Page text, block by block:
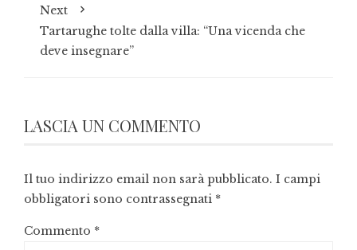
Next
Tartarughe tolte dalla villa: “Una vicenda che
deve insegnare”
LASCIA UN COMMENTO
Il tuo indirizzo email non sarà pubblicato. I campi
obbligatori sono contrassegnati *
Commento *